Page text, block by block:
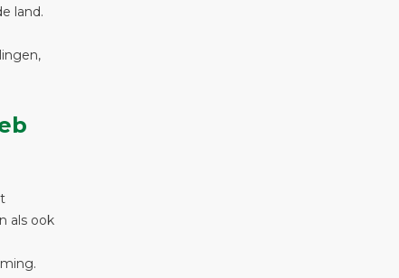
land.
als ook